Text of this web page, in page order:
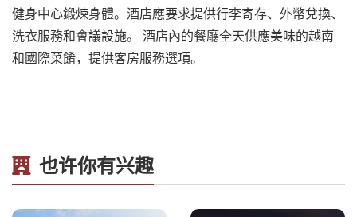
健身中心鍛煉身體。酒店應要求提供行李寄存、外幣兌換、
洗衣服務和會議設施。 酒店內的餐廳全天供應美味的越南
和國際菜餚，提供客房服務選項。
也许你有兴趣